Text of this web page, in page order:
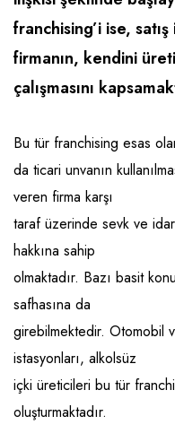
Ev Hizmetleri
Sağlık Güzellik
Market FMGC -
Mobilya ve Ev
Takı
Yapı Malzemesi -
Gayrimenkul
Gıda ve Sarf
Giyim - Aksesuar
Hukuk - Marka -
Isıtma - Soğutma
Lojistik - Kargo ve
Mali Kayıt ve
Matbaa - Fotoğraf
Mobilya Dekorasyon
Proje - İnşaat ve
franchising’i ise,
firmanın, kendini
çalışmasını
Bu tür franchising esas
da ticari unvanın
veren firma karşı
taraf üzerinde sevk ve
hakkına sahip
olmaktadır. Bazı basit
safhasına da
girebilmektedir. Otomobil
istasyonları, alkolsüz
içki üreticileri bu tür
oluşturmaktadır.